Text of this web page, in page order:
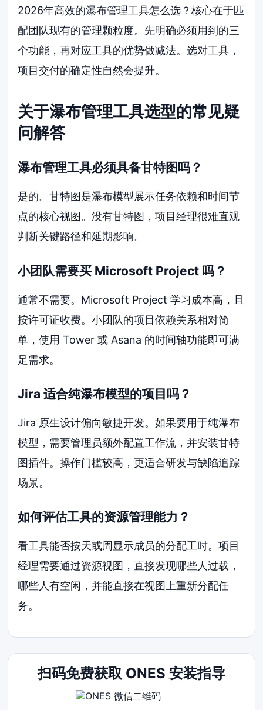
2026年高效的瀑布管理工具怎么选？核心在于匹
配团队现有的管理颗粒度。先明确必须用到的三
个功能，再对应工具的优势做减法。选对工具，
项目交付的确定性自然会提升。
关于瀑布管理工具选型的常见疑
问解答
瀑布管理工具必须具备甘特图吗？
是的。甘特图是瀑布模型展示任务依赖和时间节
点的核心视图。没有甘特图，项目经理很难直观
判断关键路径和延期影响。
小团队需要买 Microsoft Project 吗？
通常不需要。Microsoft Project 学习成本高，且
按许可证收费。小团队的项目依赖关系相对简
单，使用 Tower 或 Asana 的时间轴功能即可满
足需求。
Jira 适合纯瀑布模型的项目吗？
Jira 原生设计偏向敏捷开发。如果要用于纯瀑布
模型，需要管理员额外配置工作流，并安装甘特
图插件。操作门槛较高，更适合研发与缺陷追踪
场景。
如何评估工具的资源管理能力？
看工具能否按天或周显示成员的分配工时。项目
经理需要通过资源视图，直接发现哪些人过载，
哪些人有空闲，并能直接在视图上重新分配任
务。
扫码免费获取 ONES 安装指导